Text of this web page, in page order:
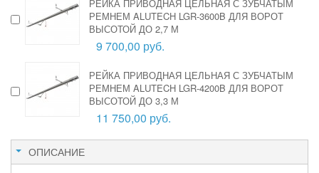
РЕЙКА ПРИВОДНАЯ ЦЕЛЬНАЯ С ЗУБЧАТЫМ
РЕМНЕМ ALUTECH LGR-3600B ДЛЯ ВОРОТ
ВЫСОТОЙ ДО 2,7 М
9 700,00 руб.
РЕЙКА ПРИВОДНАЯ ЦЕЛЬНАЯ С ЗУБЧАТЫМ
РЕМНЕМ ALUTECH LGR-4200B ДЛЯ ВОРОТ
ВЫСОТОЙ ДО 3,3 М
11 750,00 руб.
ОПИСАНИЕ